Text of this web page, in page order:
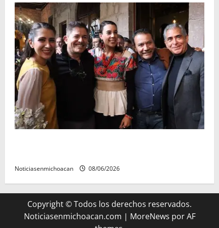
Noticiasenmichoacan 08/06/2026
Copyright © Todos los derechos reservados.
Noticiasenmichoacan.com | MoreNews por AF